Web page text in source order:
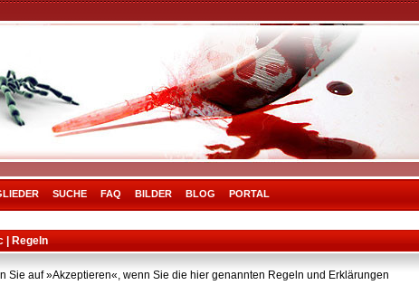
SUCHE FAQ BILDER BLOG PORTAL
| Regeln
auf »Akzeptieren«, wenn Sie die hier genannten Regeln und Erklärungen